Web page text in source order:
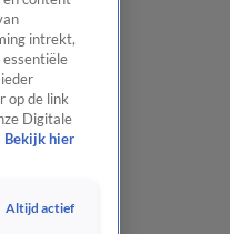
intrekt,
op de link
Digitale
Bekijk hier
Altijd actief